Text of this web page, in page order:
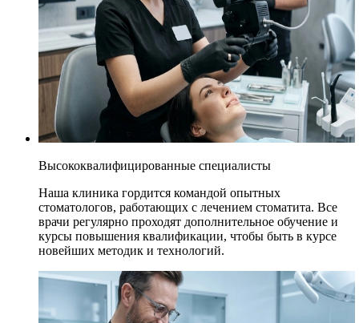
Высококвалифицированные специалисты
Наша клиника гордится командой опытных
стоматологов, работающих с лечением стоматита. Все
врачи регулярно проходят дополнительное обучение и
курсы повышения квалификации, чтобы быть в курсе
новейших методик и технологий.